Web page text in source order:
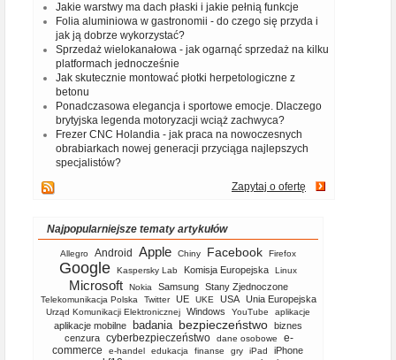
Jakie warstwy ma dach płaski i jakie pełnią funkcje
Folia aluminiowa w gastronomii - do czego się przyda i
jak ją dobrze wykorzystać?
Sprzedaż wielokanałowa - jak ogarnąć sprzedaż na kilku
platformach jednocześnie
Jak skutecznie montować płotki herpetologiczne z
betonu
Ponadczasowa elegancja i sportowe emocje. Dlaczego
brytyjska legenda motoryzacji wciąż zachwyca?
Frezer CNC Holandia - jak praca na nowoczesnych
obrabiarkach nowej generacji przyciąga najlepszych
specjalistów?
Zapytaj o ofertę
Najpopularniejsze tematy artykułów
Allegro Android Apple Chiny Facebook Firefox
Google Kaspersky Lab Komisja Europejska Linux
Microsoft Nokia Samsung Stany Zjednoczone
Telekomunikacja Polska Twitter UE UKE USA Unia Europejska
Urząd Komunikacji Elektronicznej Windows YouTube aplikacje
aplikacje mobilne badania bezpieczeństwo biznes
cenzura cyberbezpieczeństwo dane osobowe
e-
commerce
e-handel edukacja finanse gry iPad iPhone